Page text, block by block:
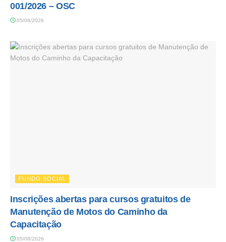
001/2026 – OSC
05/08/2026
FUNDO SOCIAL
Inscrições abertas para cursos gratuitos de
Manutenção de Motos do Caminho da
Capacitação
05/08/2026